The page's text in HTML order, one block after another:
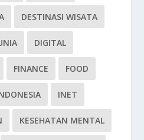
DESTINASI WISATA
DIGITAL
FINANCE FOOD
INET
KESEHATAN MENTAL